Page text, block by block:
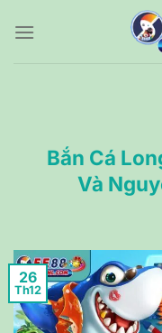
qua
Bắn Cá
Và
26
Th12